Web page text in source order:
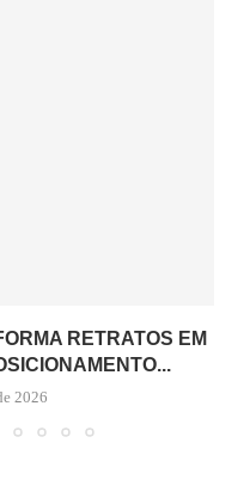
RETRATOS EM
2026